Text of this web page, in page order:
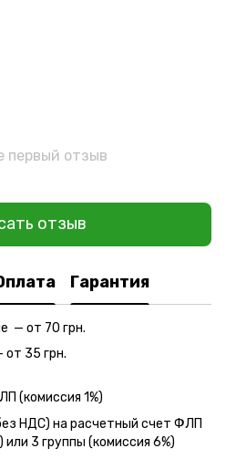
первый отзыв
отзыв
Гарантия
— от 70 грн.
от 35 грн.
(комиссия 1%)
НДС) на расчетный счет ФЛП
3 группы (комиссия 6%)